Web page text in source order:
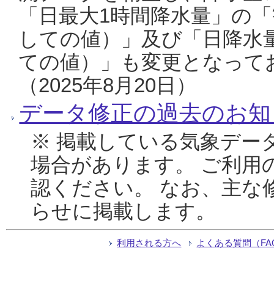
「日最大1時間降水量」の
しての値）」及び「日降
ての値）」も変更となっ
（2025年8月20日）
データ修正の過去のお
※ 掲載している気象デー
場合があります。 ご利用
認ください。 なお、主な
らせに掲載します。
利用される方へ よくある質問（